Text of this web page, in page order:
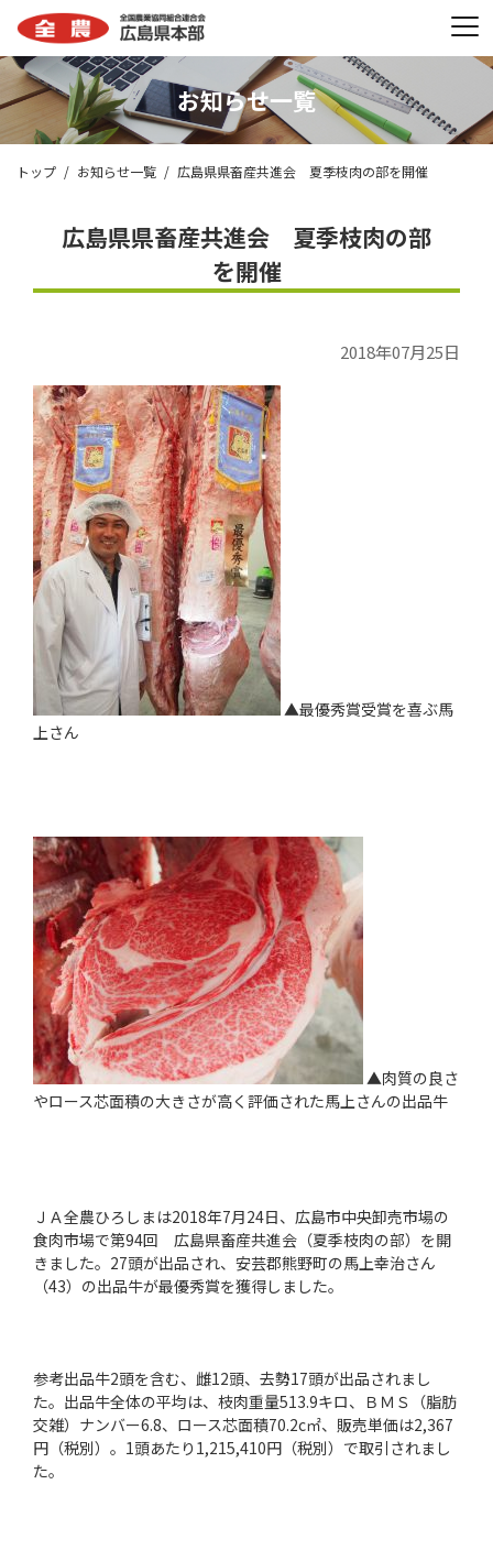
お知らせ一覧
トップ お知らせ一覧 広島県県畜産共進会 夏季枝肉の部を開催
広島県県畜産共進会 夏季枝肉の部
を開催
2018年07月25日
▲最優秀賞受賞を喜ぶ馬
上さん
▲肉質の良さ
やロース芯面積の大きさが高く評価された馬上さんの出品牛
ＪＡ全農ひろしまは2018年7月24日、広島市中央卸売市場の
食肉市場で第94回 広島県畜産共進会（夏季枝肉の部）を開
きました。27頭が出品され、安芸郡熊野町の馬上幸治さん
（43）の出品牛が最優秀賞を獲得しました。
参考出品牛2頭を含む、雌12頭、去勢17頭が出品されまし
た。出品牛全体の平均は、枝肉重量513.9キロ、ＢＭＳ（脂肪
交雑）ナンバー6.8、ロース芯面積70.2c㎡、販売単価は2,367
円（税別）。1頭あたり1,215,410円（税別）で取引されまし
た。